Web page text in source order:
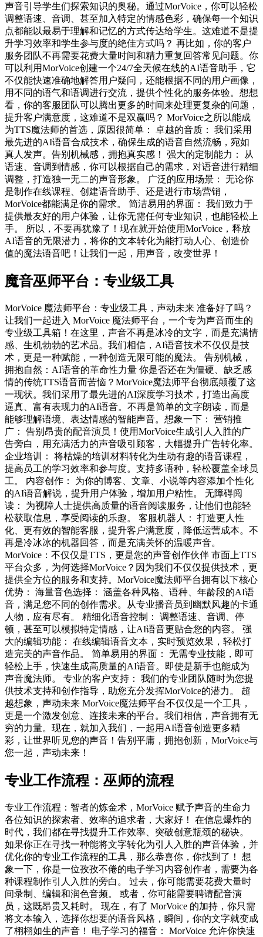
声音引导学生们探索知识的奥秘。通过MorVoice，你可以轻松
调整语速、音调、甚至加入特定的情感色彩，确保每一个知识
点都能以最易于理解和记忆的方式传达给学生。这难道不是提
升学习效率和学生参与度的绝佳方式吗？ 再比如，你的客户
服务团队不再需要花费大量时间和精力重复回答常见问题。你
可以利用MorVoice创建一个24/7全天候在线的AI语音助手，它
不仅能快速准确地解答用户疑问，还能根据不同的用户画像，
用不同的语气和语调进行交流，提供个性化的服务体验。想想
看，你的客服团队可以腾出更多的时间来处理更复杂的问题，
提升客户满意度，这难道不是双赢吗？ MorVoice之所以能成
为TTS魔法师的首选，原因很简单： 卓越的音质： 我们采用
最先进的AI语音合成技术，确保生成的语音自然流畅，宛如
真人发声。告别机械感，拥抱真实感！ 强大的定制能力： 从
语速、音调到情感，你可以根据自己的需求，对语音进行精细
调整，打造独一无二的声音形象。 广泛的应用场景： 无论你
是制作在线课程、创建语音助手、还是进行市场营销，
MorVoice都能满足你的需求。 简洁易用的界面： 我们致力于
提供最友好的用户体验，让你无需任何专业知识，也能轻松上
手。 所以，不要再犹豫了！现在就开始使用MorVoice，释放
AI语音的无限潜力，将你的文本转化为能打动人心、创造价
值的魔法语音吧！让我们一起，用声音，改变世界！
魔音巫师平台：专业级工具
MorVoice 魔法师平台：专业级工具，声动未来 准备好了吗？
让我们一起进入 MorVoice 魔法师平台，一个专为声音而生的
专业级工具箱！在这里，声音不再是冰冷的文字，而是充满情
感、生机勃勃的艺术品。我们相信，AI语音技术不仅仅是技
术，更是一种赋能，一种创造无限可能的魔法。 告别机械，
拥抱自然：AI语音的革命性力量 你是否还在为僵硬、缺乏感
情的传统TTS语音而苦恼？MorVoice魔法师平台彻底颠覆了这
一现状。我们采用了最先进的AI深度学习技术，打造出高度
逼真、富有表现力的AI语音。不再是简单的文字朗读，而是
能够理解语境、表达情感的智能声音。想象一下： 营销推
广： 告别昂贵的配音演员！使用MorVoice生成引人入胜的广
告旁白，用充满活力的声音吸引顾客，大幅提升广告转化率。
企业培训： 将枯燥的培训材料转化为生动有趣的语音课程，
提高员工的学习效率和参与度。支持多语种，轻松覆盖全球员
工。 内容创作： 为你的博客、文章、小说等内容添加个性化
的AI语音解说，提升用户体验，增加用户粘性。 无障碍阅
读： 为视障人士提供高质量的语音阅读服务，让他们也能轻
松获取信息，享受阅读的乐趣。 客服机器人： 打造更人性
化、更有效的智能客服，提升客户满意度，降低运营成本。不
再是冷冰冰的机器回答，而是充满关怀的温暖声音。
MorVoice：不仅仅是TTS，更是您的声音创作伙伴 市面上TTS
平台众多，为何选择MorVoice？因为我们不仅仅提供技术，更
提供全方位的服务和支持。MorVoice魔法师平台拥有以下核心
优势： 海量音色选择： 涵盖各种风格、语种、年龄段的AI语
音，满足您不同的创作需求。从专业播音员到幽默风趣的卡通
人物，应有尽有。 精细化语音控制： 调整语速、音调、停
顿，甚至可以模拟特定情感，让AI语音更贴合您的内容。 强
大的编辑功能： 在线编辑语音文本，实时预览效果，轻松打
造完美的声音作品。 简单易用的界面： 无需专业技能，即可
轻松上手，快速生成高质量的AI语音。即使是新手也能成为
声音魔法师。 专业的客户支持： 我们的专业团队随时为您提
供技术支持和创作指导，助您充分发挥MorVoice的潜力。 超
越想象，声动未来 MorVoice魔法师平台不仅仅是一个工具，
更是一个激发创意、连接未来的平台。我们相信，声音拥有无
穷的力量。现在，就加入我们，一起用AI语音创造更多精
彩，让世界听见您的声音！告别平庸，拥抱创新，MorVoice与
您一起，声动未来！
专业工作流程：巫师的流程
专业工作流程：智者的炼金术，MorVoice 赋予声音的生命力
各位知识的探索者、效率的追求者，大家好！ 在信息爆炸的
时代，我们都在寻找提升工作效率、突破创意瓶颈的秘诀。
如果你正在寻找一种能将文字转化为引人入胜的声音体验，并
优化你的专业工作流程的工具，那么恭喜你，你找到了！ 想
象一下，你是一位孜孜不倦的电子学习内容创作者，需要为各
种课程制作引人入胜的旁白。 过去，你可能需要花费大量时
间录制、编辑和润色音频。 或者，你可能需要聘请配音演
员，这既昂贵又耗时。 现在，有了 MorVoice 的加持，你只需
将文本输入，选择你想要的语音风格，瞬间，你的文字就变成
了栩栩如生的声音！ 电子学习的福音： MorVoice 允许你快速